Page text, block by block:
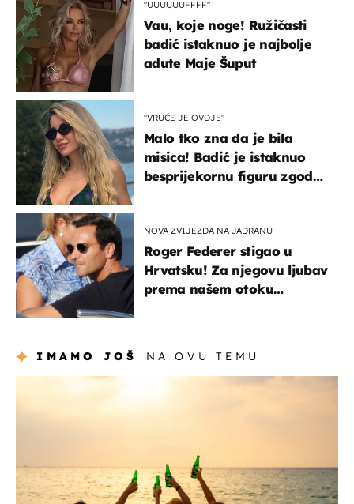
"UUUUUUFFFF"
Vau, koje noge! Ružičasti
badić istaknuo je najbolje
adute Maje Šuput
"VRUĆE JE OVDJE"
Malo tko zna da je bila
misica! Badić je istaknuo
besprijekornu figuru zgodne
NOVA ZVIJEZDA NA JADRANU
Roger Federer stigao u
Hrvatsku! Za njegovu ljubav
prema našem otoku
IMAMO JOŠ NA OVU TEMU